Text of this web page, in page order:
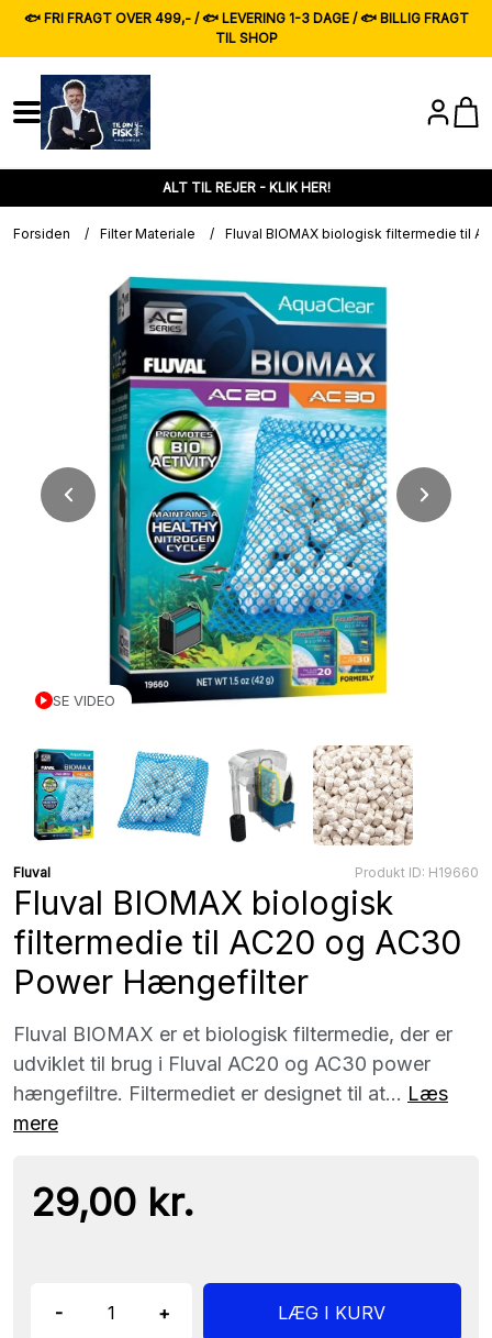
🐟 FRI FRAGT OVER 499,- / 🐟 LEVERING 1-3 DAGE / 🐟 BILLIG FRAGT
TIL SHOP
ALT TIL REJER - KLIK HER!
Forsiden / Filter Materiale / Fluval BIOMAX biologisk filtermedie til
SE VIDEO
Fluval Produkt ID: H19660
Fluval BIOMAX biologisk
filtermedie til AC20 og AC30
Power Hængefilter
Fluval BIOMAX er et biologisk filtermedie, der er
udviklet til brug i Fluval AC20 og AC30 power
hængefiltre. Filtermediet er designet til at... Læs
mere
29,00 kr.
- + LÆG I KURV